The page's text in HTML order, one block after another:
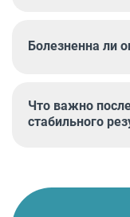
Болезненна ли
Что важно
стабильного